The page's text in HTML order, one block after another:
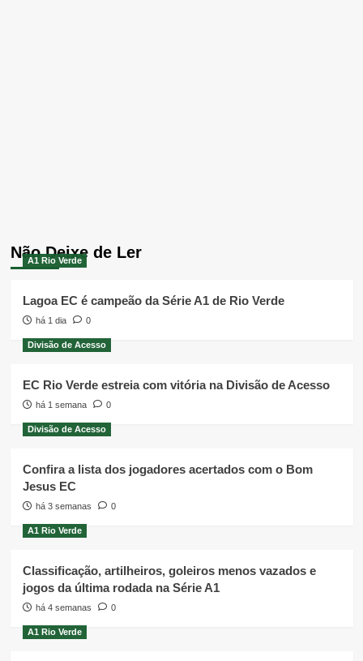
Não Deixe de Ler
A1 Rio Verde
Lagoa EC é campeão da Série A1 de Rio Verde
há 1 dia 0
Divisão de Acesso
EC Rio Verde estreia com vitória na Divisão de Acesso
há 1 semana 0
Divisão de Acesso
Confira a lista dos jogadores acertados com o Bom
Jesus EC
há 3 semanas 0
A1 Rio Verde
Classificação, artilheiros, goleiros menos vazados e
jogos da última rodada na Série A1
há 4 semanas 0
A1 Rio Verde